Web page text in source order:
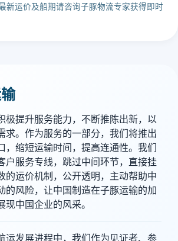
新运价及船期请咨询子豚物流专家获得即时
极提升服务能力，不断推陈出新，以
求。作为服务的一部分，我们将推出
，缩短运输时间，提高连通性。我们
户服务专线，跳过中间环节，直接挂
的运价机制，公开透明，主动帮助中
的风险，让中国制造在子豚运输的加
中国企业的风采。
运发展进程中，我们作为见证者、参